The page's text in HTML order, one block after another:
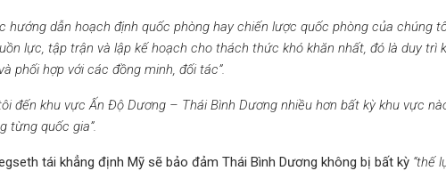
hướng dẫn hoạch định quốc phòng hay chiến lược quốc phòng của chúng
lực, tập trận và lập kế hoạch cho thách thức khó khăn nhất, đó là duy trì
phối hợp với các đồng minh, đối tác”.
đến khu vực Ấn Độ Dương – Thái Bình Dương nhiều hơn bất kỳ khu vực
từng quốc gia”.
tái khẳng định Mỹ sẽ bảo đảm Thái Bình Dương không bị bất kỳ “thế